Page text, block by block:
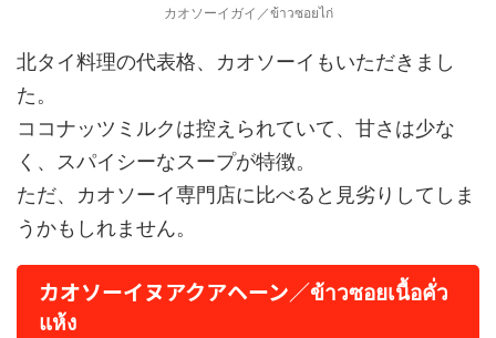
カオソーイガイ／ข้าวซอยไก่
北タイ料理の代表格、カオソーイもいただきまし
た。
ココナッツミルクは控えられていて、甘さは少な
く、スパイシーなスープが特徴。
ただ、カオソーイ専門店に比べると見劣りしてしま
うかもしれません。
カオソーイヌアクアヘーン／ข้าวซอยเนื้อคั่ว
แห้ง